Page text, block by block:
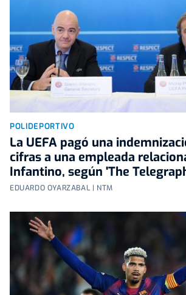
POLIDEPORTIVO
La UEFA pagó una
cifras a una empleada
Infantino, según 'The
EDUARDO OYARZABAL | NTM